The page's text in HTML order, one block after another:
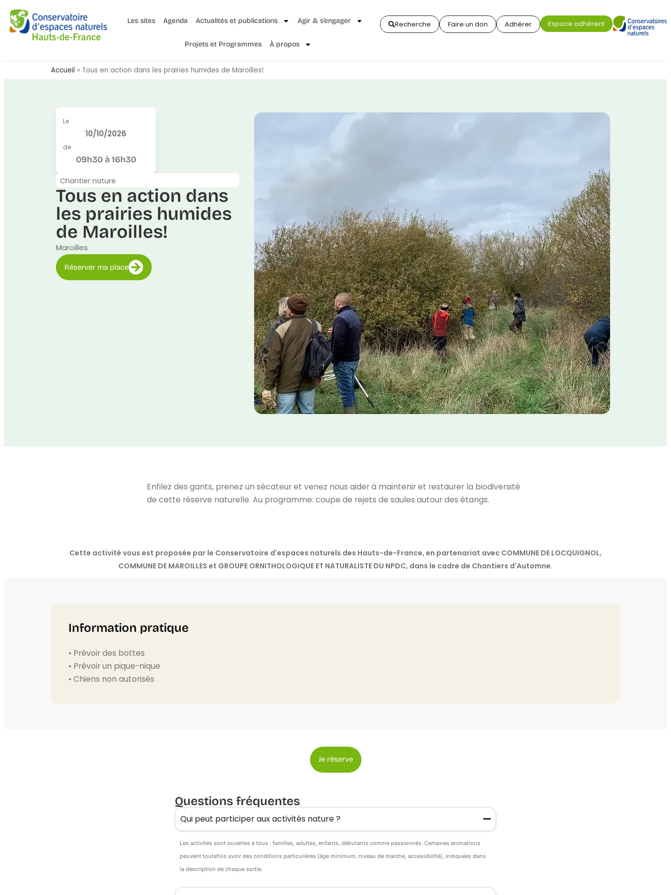
Les sites Agenda Actualités et publications Agir & s’engager
Projets et Programmes À propos
Recherche Faire un don Adhérer Espace adhérent
Accueil » Tous en action dans les prairies humides de Maroilles!
Le
10/10/2026
de
09h30 à 16h30
Chantier nature
Tous en action dans
les prairies humides
de Maroilles!
Maroilles
Réserver ma place
Enfilez des gants, prenez un sécateur et venez nous aider à maintenir et restaurer la biodiversité
de cette réserve naturelle. Au programme: coupe de rejets de saules autour des étangs.
Cette activité vous est proposée par le Conservatoire d'espaces naturels des Hauts-de-France, en partenariat avec COMMUNE DE LOCQUIGNOL,
COMMUNE DE MAROILLES et GROUPE ORNITHOLOGIQUE ET NATURALISTE DU NPDC, dans le cadre de Chantiers d'Automne.
Information pratique
• Prévoir des bottes
• Prévoir un pique-nique
• Chiens non autorisés
Je réserve
Questions fréquentes
Qui peut participer aux activités nature ?
Les activités sont ouvertes à tous : familles, adultes, enfants, débutants comme passionnés. Certaines animations
peuvent toutefois avoir des conditions particulières (âge minimum, niveau de marche, accessibilité), indiquées dans
la description de chaque sortie.